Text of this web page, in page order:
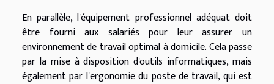
En parallèle, l'équipement professionnel adéquat doit
être fourni aux salariés pour leur assurer un
environnement de travail optimal à domicile. Cela passe
par la mise à disposition d'outils informatiques, mais
également par l'ergonomie du poste de travail, qui est